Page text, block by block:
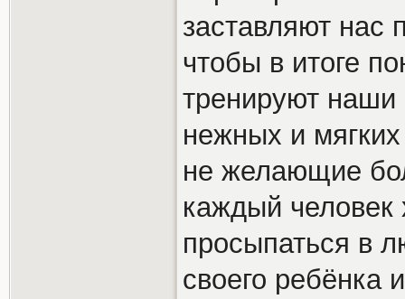
заставляют нас
чтобы в итоге
тренируют наши
нежных и
не желающие
каждый человек
просыпаться в
своего ребёнка